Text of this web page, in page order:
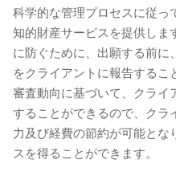
科学的な管理プロセスに従っ
知的財産サービスを提供しま
に防ぐために、出願する前に
をクライアントに報告する
審査動向に基づいて、クライ
することができるので、クラ
力及び経費の節約が可能とな
スを得ることができます。